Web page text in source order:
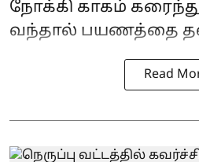
நோக்கி காகம்
வந்தால் பயணத்தை
Read